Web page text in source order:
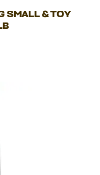
SMALL & TOY